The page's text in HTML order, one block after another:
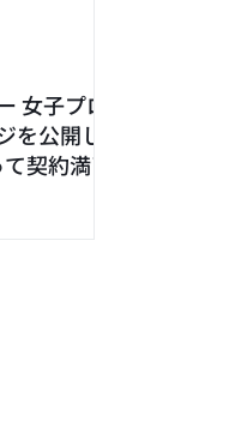
女子プロ
公開し
契約満了